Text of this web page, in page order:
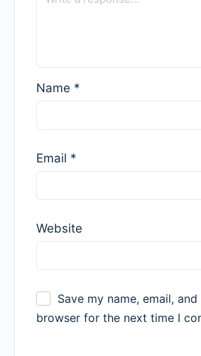
Name *
Email *
Website
Save my name, email,
browser for the next time I